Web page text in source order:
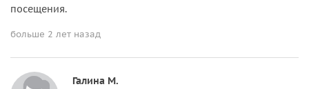
посещения.
больше 2 лет назад
Галина М.